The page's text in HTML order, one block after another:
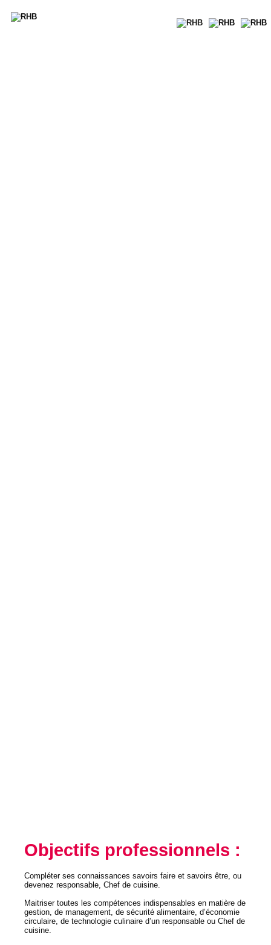
Objectifs professionnels :
Compléter ses connaissances savoirs faire et savoirs être, ou
devenez responsable, Chef de cuisine.
Maitriser toutes les compétences indispensables en matière de
gestion, de management, de sécurité alimentaire, d’économie
circulaire, de technologie culinaire d’un responsable ou Chef de
cuisine.